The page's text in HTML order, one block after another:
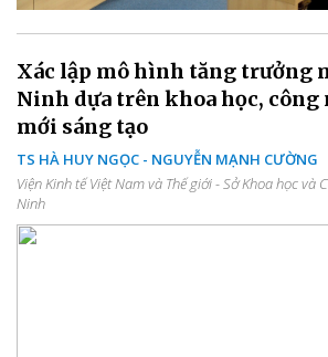
Xác lập mô hình tăng trưởng
Ninh dựa trên khoa học, công
mới sáng tạo
TS HÀ HUY NGỌC - NGUYỄN MẠNH CƯỜNG
Viện Kinh tế Việt Nam và Thế giới - Sở Khoa học và Công nghệ tỉnh Quảng
Ninh